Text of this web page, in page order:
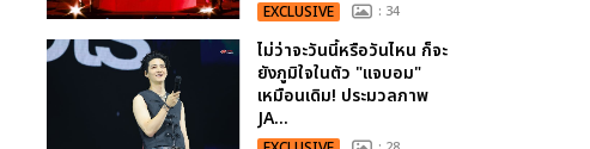
EXCLUSIVE : 34
ไม่ว่าจะวันนี้หรือวันไหน ก็จะ
ยังภูมิใจในตัว "แจบอม"
เหมือนเดิม! ประมวลภาพ
JA...